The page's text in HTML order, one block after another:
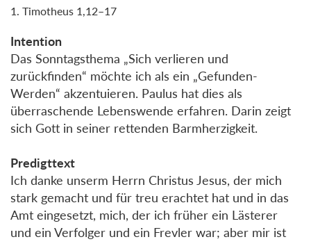
1. Timotheus 1,12–17
Intention
Das Sonntagsthema „Sich verlieren und
zurückfinden“ möchte ich als ein „Gefunden-
Werden“ akzentuieren. Paulus hat dies als
überraschende Lebenswende erfahren. Darin zeigt
sich Gott in seiner rettenden Barmherzigkeit.
Predigttext
Ich danke unserm Herrn Christus Jesus, der mich
stark gemacht und für treu erachtet hat und in das
Amt eingesetzt, mich, der ich früher ein Lästerer
und ein Verfolger und ein Frevler war; aber mir ist